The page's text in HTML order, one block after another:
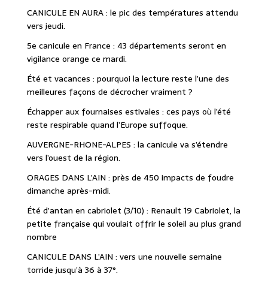
CANICULE EN AURA : le pic des températures attendu
vers jeudi.
5e canicule en France : 43 départements seront en
vigilance orange ce mardi.
Été et vacances : pourquoi la lecture reste l’une des
meilleures façons de décrocher vraiment ?
Échapper aux fournaises estivales : ces pays où l’été
reste respirable quand l’Europe suffoque.
AUVERGNE-RHONE-ALPES : la canicule va s’étendre
vers l’ouest de la région.
ORAGES DANS L’AIN : près de 450 impacts de foudre
dimanche après-midi.
Été d’antan en cabriolet (3/10) : Renault 19 Cabriolet, la
petite française qui voulait offrir le soleil au plus grand
nombre
CANICULE DANS L’AIN : vers une nouvelle semaine
torride jusqu’à 36 à 37°.